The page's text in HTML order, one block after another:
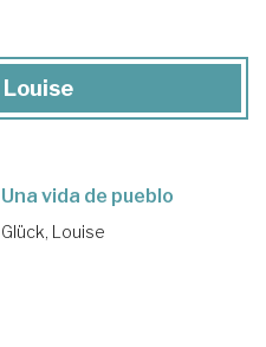
Una vida de pueblo
Glück, Louise